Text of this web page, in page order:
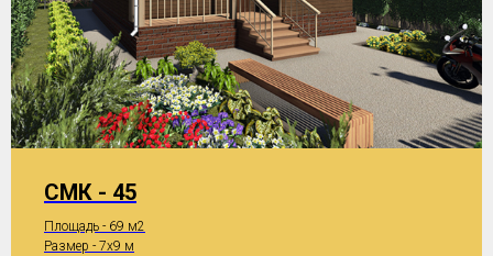
СМК - 45
Площадь - 69 м2
Размер - 7x9 м